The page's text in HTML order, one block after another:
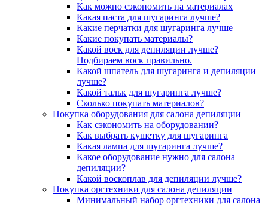
Как можно сэкономить на материалах
Какая паста для шугаринга лучше?
Какие перчатки для шугаринга лучше
Какие покупать материалы?
Какой воск для депиляции лучше?
Подбираем воск правильно.
Какой шпатель для шугаринга и депиляции
лучше?
Какой тальк для шугаринга лучше?
Сколько покупать материалов?
Покупка оборудования для салона депиляции
Как сэкономить на оборудовании?
Как выбрать кушетку для шугаринга
Какая лампа для шугаринга лучше?
Какое оборудование нужно для салона
депиляции?
Какой воскоплав для депиляции лучше?
Покупка оргтехники для салона депиляции
Минимальный набор оргтехники для салона